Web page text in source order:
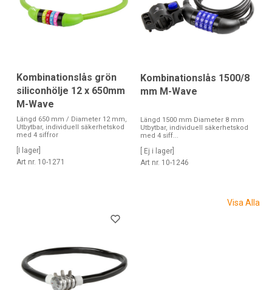
Kombinationslås grön
siliconhölje 12 x 650mm
M-Wave
Längd 650 mm / Diameter 12 mm,
Utbytbar, individuell säkerhetskod
med 4 siffror
[I lager]
Art nr. 10-1271
Kombinationslås 1500/8
mm M-Wave
Längd 1500 mm Diameter 8 mm
Utbytbar, individuell säkerhetskod
med 4 siff...
[ Ej i lager]
Art nr. 10-1246
Visa Alla